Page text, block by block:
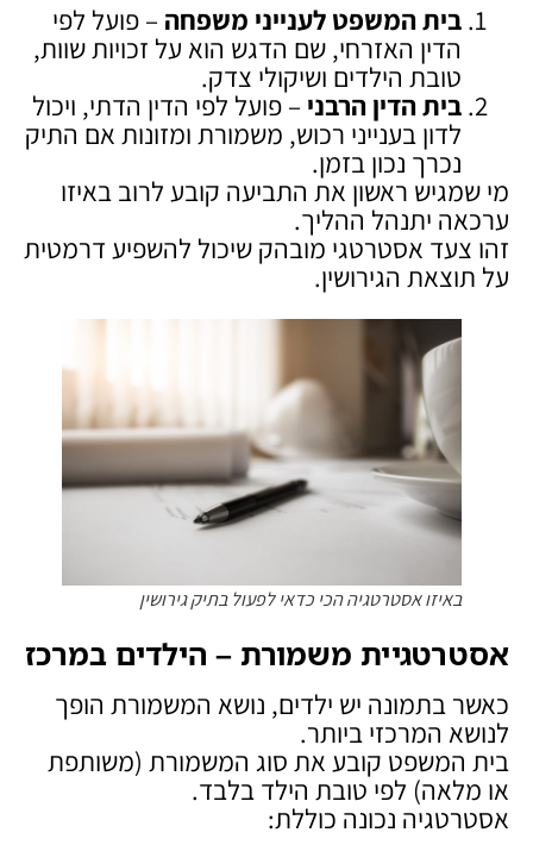
בית המשפט לענייני משפחה – פועל לפי
הדין האזרחי, שם הדגש הוא על זכויות שוות,
טובת הילדים ושיקולי צדק.
בית הדין הרבני – פועל לפי הדין הדתי, ויכול
לדון בענייני רכוש, משמורת ומזונות אם התיק
נכרך נכון בזמן.
מי שמגיש ראשון את התביעה קובע לרוב באיזו
ערכאה יתנהל ההליך.
זהו צעד אסטרטגי מובהק שיכול להשפיע דרמטית
על תוצאת הגירושין.
באיזו אסטרטגיה הכי כדאי לפעול בתיק גירושין
אסטרטגיית משמורת – הילדים במרכז
כאשר בתמונה יש ילדים, נושא המשמורת הופך
לנושא המרכזי ביותר.
בית המשפט קובע את סוג המשמורת (משותפת
או מלאה) לפי טובת הילד בלבד.
אסטרטגיה נכונה כוללת: